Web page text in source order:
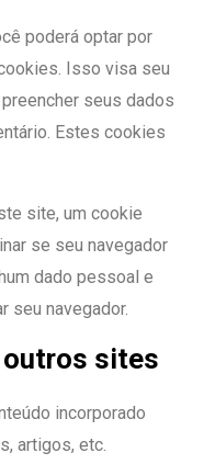
poderá optar por
Isso visa seu
seus dados
Estes cookies
site, um cookie
se seu navegador
dado pessoal e
seu navegador.
outros sites
incorporado
artigos, etc.